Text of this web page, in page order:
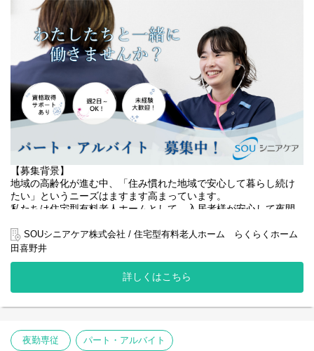
入居者様が安心して夜間を過ごせるよう、巡視・介助・緊急時対
応を中心にサポートする重要な役割です。
【主な業務内容】
・夜間の巡視・安否確認
・就寝前後の生活支援（排泄介助・移乗介助・服薬の声かけな
ど）
・夜間帯の排泄介助・コール対応
・必要に応じた体位変換・見守り
・夜間の状態・介助内容の記録業務
・緊急時の初期対応および管理者への報告
・朝の起床介助、整容のサポート
・朝食準備の補助（配膳・下膳など）
・朝の申し送り（引き継ぎ）
・施設内の簡易清掃・整理整頓
・外部サービス（訪問介護・訪問看護など）との連携が必要な場
合の対応
【募集背景】
地域の高齢化が進む中、「住み慣れた地域で安心して暮らし続け
たい」というニーズはますます高まっています。
私たちは住宅型有料老人ホームとして、入居者様が安心して夜間
しています。
体制の強化が求められています。
入居者様の尊厳を大切にし、穏やかに過ごせる夜間環境を支える
ため、夜勤専従スタッフを募集いたします。
り、長く活躍できる職場を目指しています。
地域社会への貢献と、質の高いサービス提供体制の構築に向け
SOUシニアケア株式会社 / 住宅型有料老人ホーム らくらくホーム
田喜野井
詳しくはこちら
夜勤専従 パート・アルバイト